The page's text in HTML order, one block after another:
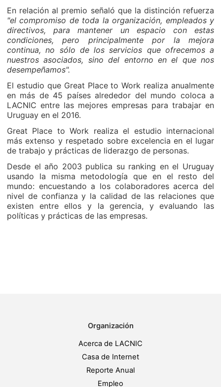
En relación al premio señaló que la distinción refuerza
"el compromiso de toda la organización, empleados y
directivos, para mantener un espacio con estas
condiciones, pero principalmente por la mejora
continua, no sólo de los servicios que ofrecemos a
nuestros asociados, sino del entorno en el que nos
desempeñamos".
El estudio que Great Place to Work realiza anualmente
en más de 45 países alrededor del mundo coloca a
LACNIC entre las mejores empresas para trabajar en
Uruguay en el 2016.
Great Place to Work realiza el estudio internacional
más extenso y respetado sobre excelencia en el lugar
de trabajo y prácticas de liderazgo de personas.
Desde el año 2003 publica su ranking en el Uruguay
usando la misma metodología que en el resto del
mundo: encuestando a los colaboradores acerca del
nivel de confianza y la calidad de las relaciones que
existen entre ellos y la gerencia, y evaluando las
políticas y prácticas de las empresas.
Organización
Acerca de LACNIC
Casa de Internet
Reporte Anual
Empleo